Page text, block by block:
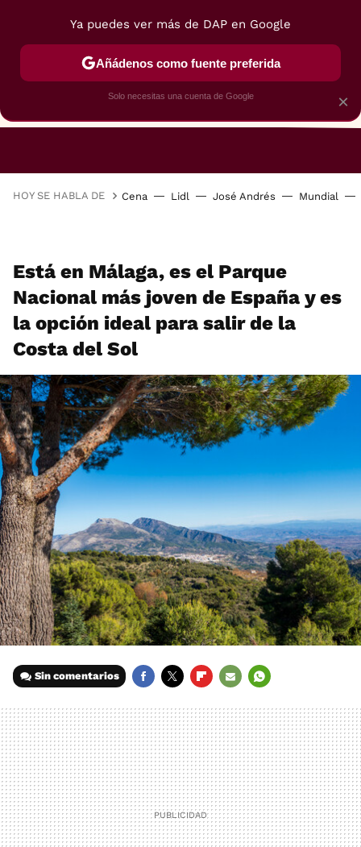
RESTAURANTES GASTROGUÍA
HOY SE HABLA DE Cena Lidl José Andrés Mundial
Está en Málaga, es el Parque
Nacional más joven de España y es
la opción ideal para salir de la
Costa del Sol
Sin comentarios
MAIL
×
Ya puedes ver más de DAP en Google
Añádenos como fuente preferida
Solo necesitas una cuenta de Google